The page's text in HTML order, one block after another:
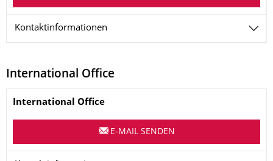
Kontaktinformationen
International Office
Name
International Office
E-MAIL SENDEN